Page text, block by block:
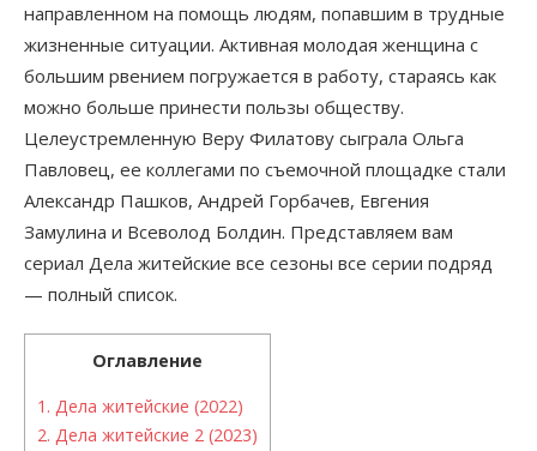
направленном на помощь людям, попавшим в трудные
жизненные ситуации. Активная молодая женщина с
большим рвением погружается в работу, стараясь как
можно больше принести пользы обществу.
Целеустремленную Веру Филатову сыграла Ольга
Павловец, ее коллегами по съемочной площадке стали
Александр Пашков, Андрей Горбачев, Евгения
Замулина и Всеволод Болдин. Представляем вам
сериал Дела житейские все сезоны все серии подряд
— полный список.
Оглавление
1. Дела житейские (2022)
2. Дела житейские 2 (2023)